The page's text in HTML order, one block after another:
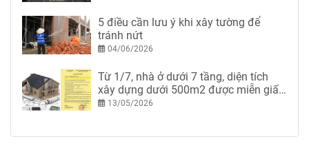
5 điều cần lưu ý khi xây tường để
tránh nứt
04/06/2026
Từ 1/7, nhà ở dưới 7 tầng, diện tích
xây dựng dưới 500m2 được miễn giấy
phép xây dựng
13/05/2026